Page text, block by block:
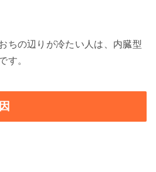
ちの辺りが冷たい人は、内臓型
す。